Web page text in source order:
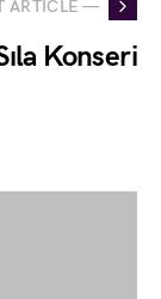
ARTICLE —
Konseri